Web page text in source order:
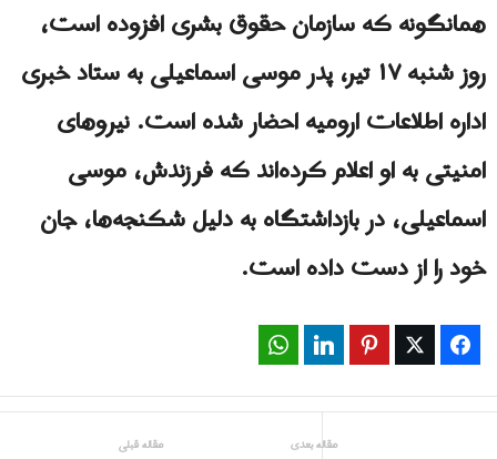
همانگونه که سازمان حقوق بشری افزوده است،
روز شنبه ۱۷ تیر، پدر موسی اسماعیلی به ستاد خبری
اداره اطلاعات ارومیه احضار شده است. نیروهای
امنیتی به او اعلام کرده‌اند که فرزندش، موسی
اسماعیلی، در بازداشتگاه به دلیل شکنجه‌ها، جان
خود را از دست داده است.
Facebook
Twitter
Pinterest
LinkedIn
مقاله قبلی مقاله بعدی